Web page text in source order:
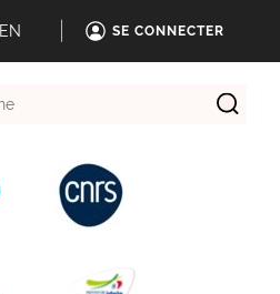
EN SE CONNECTER